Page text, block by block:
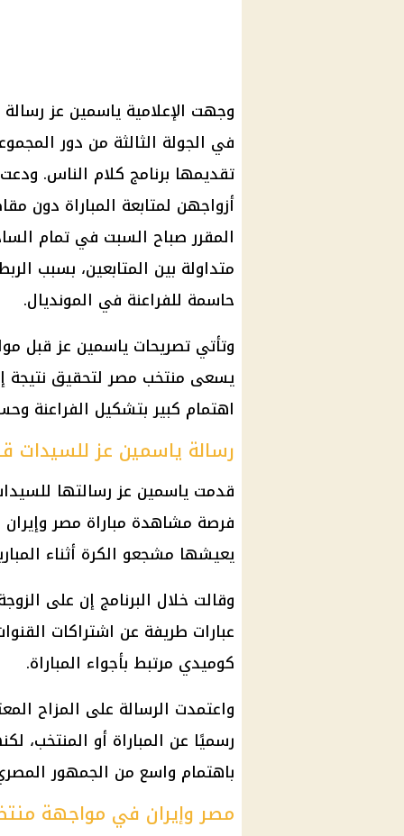
وجهت الإعلامية ياسمين عز
في الجولة الثالثة من دور
تقديمها برنامج كلام الناس.
أزواجهن لمتابعة المباراة دون
المقرر صباح السبت في تمام
متداولة بين المتابعين، بسبب
حاسمة للفراعنة في المونديال.
وتأتي تصريحات ياسمين عز قبل
يسعى منتخب مصرلتحقيق نتيجة
اهتمام كبير بتشكيل الفراعنة
رسالة ياسمين عز للسيدات
قدمت ياسمين عز رسالتها
فرصة مشاهدة مباراة مصر وإيران
يعيشها مشجعو الكرة أثناء
وقالت خلال البرنامج إن على
عبارات طريفة عن اشتراكات
كوميدي مرتبط بأجواء المباراة.
واعتمدت الرسالة على المزاح
رسميًا عن المباراة أو المنتخب،
باهتمام واسع من الجمهور
مصر وإيران في مواجهة